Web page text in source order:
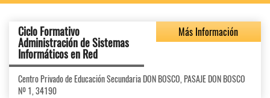
Ciclo Formativo
Administración de Sistemas
Informáticos en Red
Más Información
Centro Privado de Educación Secundaria DON BOSCO, PASAJE DON BOSCO
Nº 1, 34190